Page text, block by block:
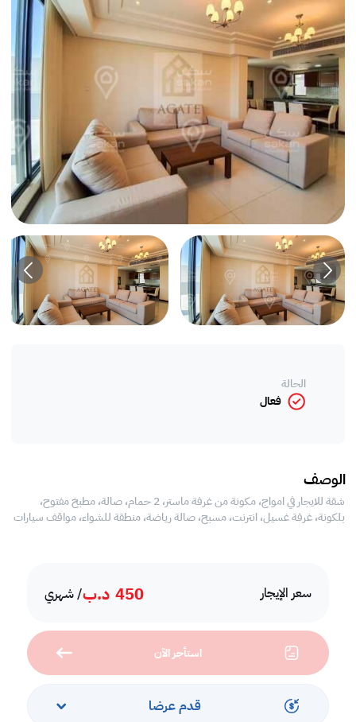
سعر الإيجار 450 د.ب/ شهري
استأجر الآن
قدم عرضا
الحالة
فعال
الوصف
شقة للايجار في امواج، مكونة من غرفة ماستر، 2 حمام، صالة، مطبخ مفتوح،
بلكونة، غرفة غسيل، انترنت، مسبح، صالة رياضة، منطقة للشواء، مواقف سيارات